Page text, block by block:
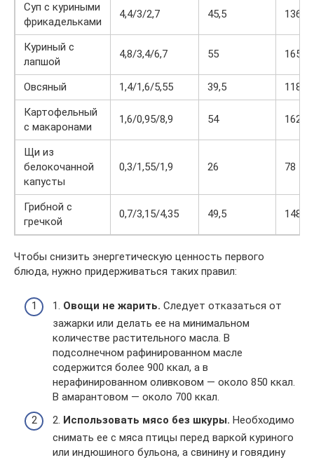
Суп с куриными
фрикадельками
4,4/3/2,7 45,5 136,5
Куриный с
лапшой
4,8/3,4/6,7 55 165
Овсяный 1,4/1,6/5,55 39,5
118,5
Картофельный
с макаронами
1,6/0,95/8,9 54 162
Щи из
белокочанной
капусты
0,3/1,55/1,9 26 78
Грибной с
гречкой
0,7/3,15/4,35 49,5 148,5
Чтобы снизить энергетическую ценность первого
блюда, нужно придерживаться таких правил:
1. Овощи не жарить. Следует отказаться от
зажарки или делать ее на минимальном
количестве растительного масла. В
подсолнечном рафинированном масле
содержится более 900 ккал, а в
нерафинированном оливковом — около 850 ккал.
В амарантовом — около 700 ккал.
2. Использовать мясо без шкуры. Необходимо
снимать ее с мяса птицы перед варкой куриного
или индюшиного бульона, а свинину и говядину